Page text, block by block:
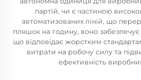
партій, чи є частиною
автоматизованих ліній, що
пляшок на годину, воно забезпечує
що відповідає жорстким
витрати на робочу силу та
ефективність